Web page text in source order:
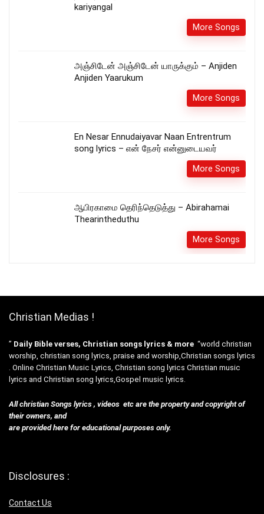
kariyangal
More Songs
அஞ்சிடேன் அஞ்சிடேன் யாருக்கும் – Anjiden
Anjiden Yaarukum
More Songs
En Nesar Ennudaiyavar Naan Entrentrum
song lyrics – என் நேசர் என்னுடையவர்
More Songs
ஆபிரகாமை தெரிந்தெடுத்து – Abirahamai
Thearintheduthu
More Songs
Christian Medias !
” Daily Bible verses, Christian songs lyrics & more “world christian
worship, christian song lyrics, praise and worship,Christian songs lyrics
. Online Christian Music Lyrics, Christian song lyrics Christian music
lyrics and Christian song lyrics,Gospel music lyrics.
All christian Songs lyrics , videos etc are the property and copyright of
their owners, and
are provided here for educational purposes only.
Disclosures :
Contact Us